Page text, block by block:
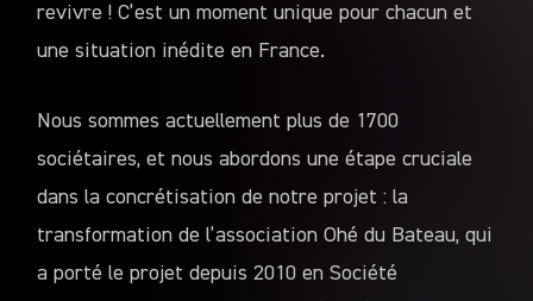
revivre ! C’est un moment unique pour chacun et
une situation inédite en France.
Nous sommes actuellement plus de 1700
sociétaires, et nous abordons une étape cruciale
dans la concrétisation de notre projet : la
transformation de l’association Ohé du Bateau, qui
a porté le projet depuis 2010 en Société